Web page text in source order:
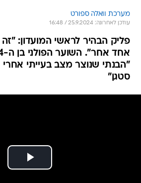
מערכת וואלה ספורט
עודכן לאחרונה: 25.9.2024 / 16:48
פליק הבהיר לראשי המועדון:
"הבנתי שנוצר מצב בעייתי
סטגן"